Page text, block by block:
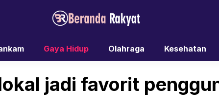
Gaya Hidup Olahraga Kesehatan
jadi favorit